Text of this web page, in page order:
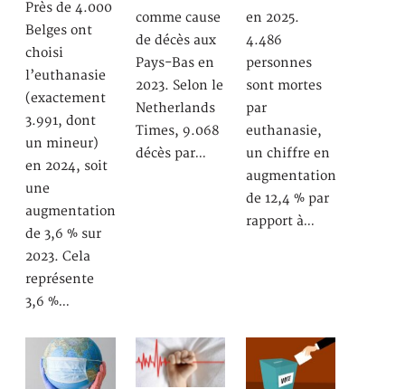
Près de 4.000
Belges ont
choisi
l’euthanasie
(exactement
3.991, dont
un mineur)
en 2024, soit
une
augmentation
de 3,6 % sur
2023. Cela
représente
3,6 %…
comme cause
de décès aux
Pays-Bas en
2023. Selon le
Netherlands
Times, 9.068
décès par…
en 2025.
4.486
personnes
sont mortes
par
euthanasie,
un chiffre en
augmentation
de 12,4 % par
rapport à…